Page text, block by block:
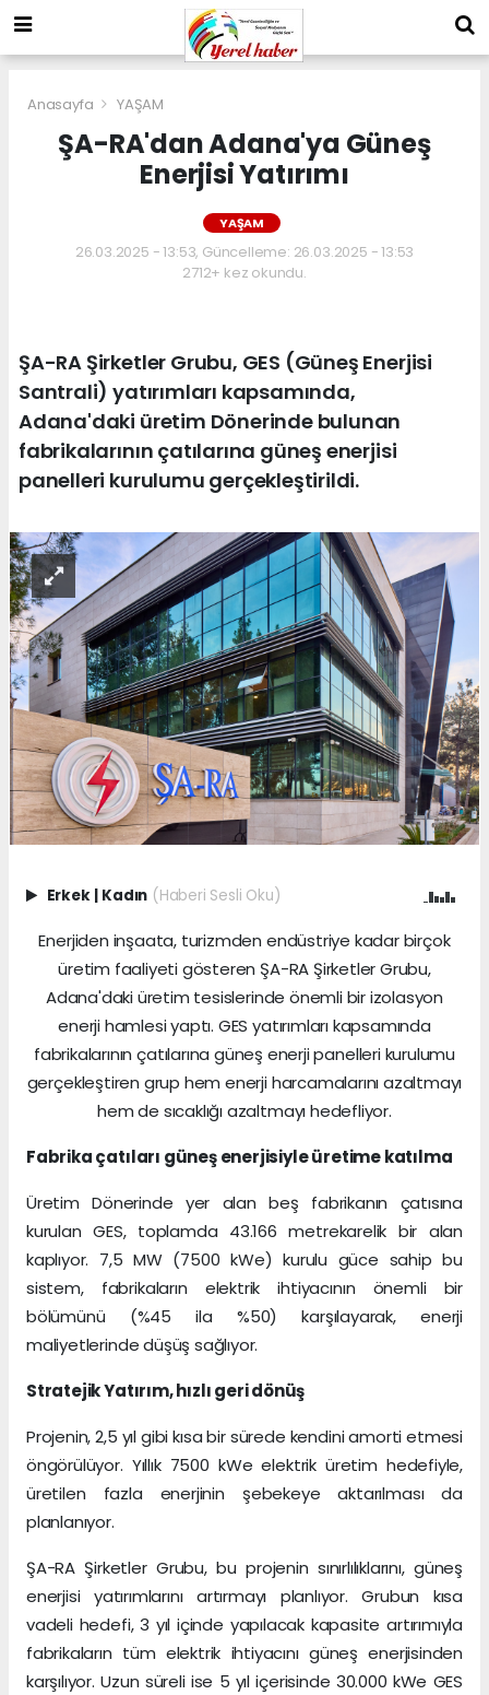
Anasayfa YAŞAM
ŞA-RA'dan Adana'ya Güneş
Enerjisi Yatırımı
YAŞAM
26.03.2025 - 13:53, Güncelleme: 26.03.2025 - 13:53
2712+ kez okundu.
ŞA-RA Şirketler Grubu, GES (Güneş Enerjisi
Santrali) yatırımları kapsamında,
Adana'daki üretim Dönerinde bulunan
fabrikalarının çatılarına güneş enerjisi
panelleri kurulumu gerçekleştirildi.
Erkek Kadın (Haberi Sesli Oku)
Enerjiden inşaata, turizmden endüstriye kadar birçok
üretim faaliyeti gösteren ŞA-RA Şirketler Grubu,
Adana'daki üretim tesislerinde önemli bir izolasyon
enerji hamlesi yaptı. GES yatırımları kapsamında
fabrikalarının çatılarına güneş enerji panelleri kurulumu
gerçekleştiren grup hem enerji harcamalarını azaltmayı
hem de sıcaklığı azaltmayı hedefliyor.
Fabrika çatıları güneş enerjisiyle üretime katılma
Üretim Dönerinde yer alan beş fabrikanın çatısına
kurulan GES, toplamda 43.166 metrekarelik bir alan
kaplıyor. 7,5 MW (7500 kWe) kurulu güce sahip bu
sistem, fabrikaların elektrik ihtiyacının önemli bir
bölümünü (%45 ila %50) karşılayarak, enerji
maliyetlerinde düşüş sağlıyor.
Stratejik Yatırım, hızlı geri dönüş
Projenin, 2,5 yıl gibi kısa bir sürede kendini amorti etmesi
öngörülüyor. Yıllık 7500 kWe elektrik üretim hedefiyle,
üretilen fazla enerjinin şebekeye aktarılması da
planlanıyor.
ŞA-RA Şirketler Grubu, bu projenin sınırlılıklarını, güneş
enerjisi yatırımlarını artırmayı planlıyor. Grubun kısa
vadeli hedefi, 3 yıl içinde yapılacak kapasite artırımıyla
fabrikaların tüm elektrik ihtiyacını güneş enerjisinden
karşılıyor. Uzun süreli ise 5 yıl içerisinde 30.000 kWe GES